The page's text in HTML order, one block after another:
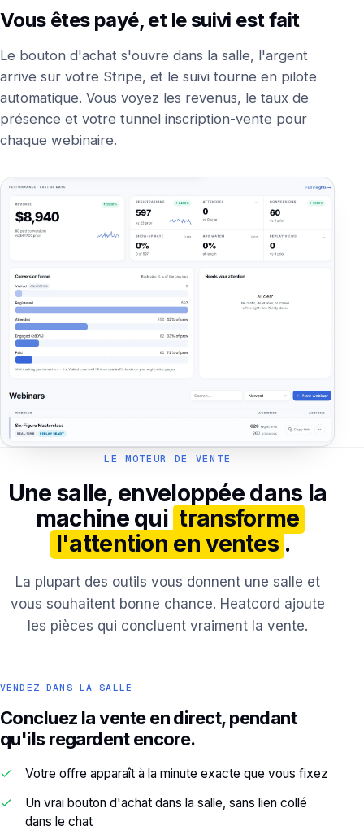
Vous êtes payé, et le suivi est fait
Le bouton d'achat s'ouvre dans la salle, l'argent
arrive sur votre Stripe, et le suivi tourne en pilote
automatique. Vous voyez les revenus, le taux de
présence et votre tunnel inscription-vente pour
chaque webinaire.
LE MOTEUR DE VENTE
Une salle, enveloppée dans la
machine qui transforme
l'attention en ventes .
La plupart des outils vous donnent une salle et
vous souhaitent bonne chance. Heatcord ajoute
les pièces qui concluent vraiment la vente.
VENDEZ DANS LA SALLE
Concluez la vente en direct, pendant
qu'ils regardent encore.
Votre offre apparaît à la minute exacte que vous fixez
Un vrai bouton d'achat dans la salle, sans lien collé
dans le chat